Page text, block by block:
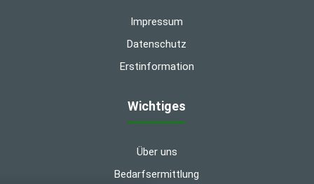
Impressum
Datenschutz
Erstinformation
Wichtiges
Über uns
Bedarfsermittlung